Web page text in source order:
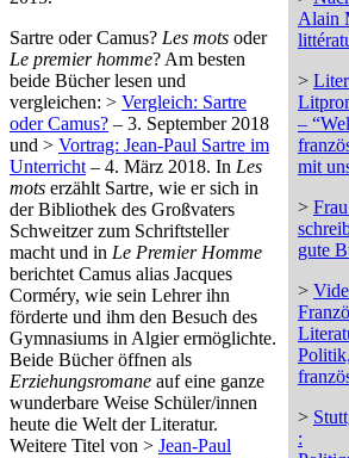
Alain
>
–
mit
>
gute
>
>
:
Sartre oder Camus? Les mots oder
Le premier homme? Am besten
beide Bücher lesen und
vergleichen: > Vergleich: Sartre
oder Camus? – 3. September 2018
und > Vortrag: Jean-Paul Sartre im
Unterricht – 4. März 2018. In Les
mots erzählt Sartre, wie er sich in
der Bibliothek des Großvaters
Schweitzer zum Schriftsteller
macht und in Le Premier Homme
berichtet Camus alias Jacques
Corméry, wie sein Lehrer ihn
förderte und ihm den Besuch des
Gymnasiums in Algier ermöglichte.
Beide Bücher öffnen als
Erziehungsromane auf eine ganze
wunderbare Weise Schüler/innen
heute die Welt der Literatur.
Weitere Titel von > Jean-Paul